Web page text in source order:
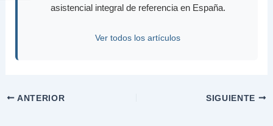
asistencial integral de referencia en España.
Ver todos los artículos
ANTERIOR SIGUIENTE